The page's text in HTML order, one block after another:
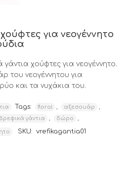
για νεογέννητο
χούφτες για νεογέννητο.
του νεογέννητου για
και τα νυχάκια του.
Tags: floral αξεσουάρ
βρεφικά γάντια δώρο
SKU: vrefikagantia01